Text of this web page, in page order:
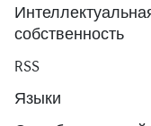
собственность
RSS
Языки